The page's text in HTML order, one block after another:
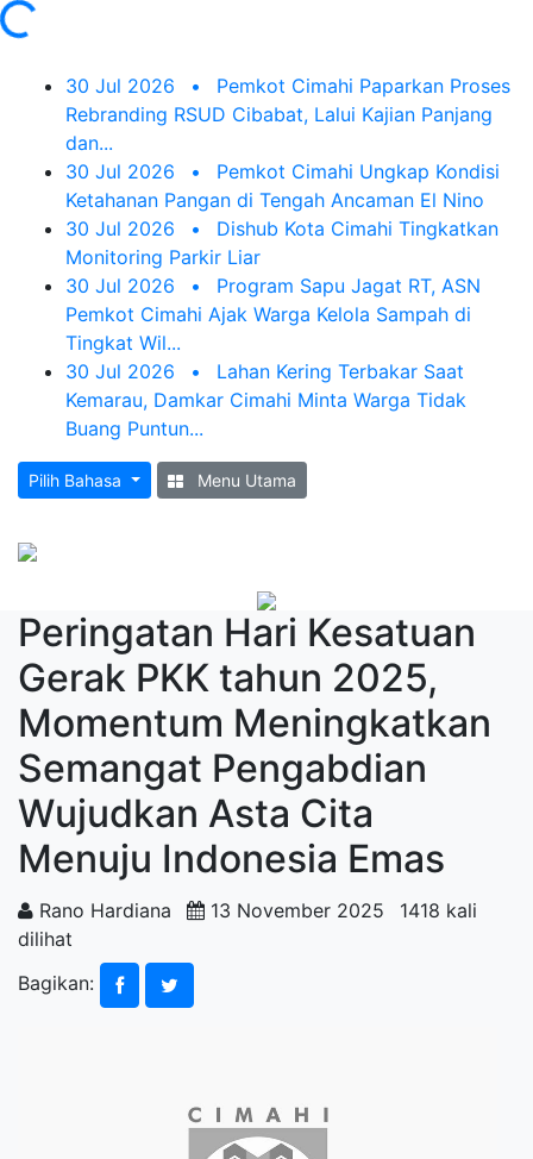
30 Jul 2026 •
Pemkot Cimahi Paparkan Proses
Rebranding RSUD Cibabat, Lalui Kajian Panjang
dan...
30 Jul 2026
•
Pemkot Cimahi Ungkap Kondisi
Ketahanan Pangan di Tengah Ancaman El Nino
30 Jul 2026
•
Dishub Kota Cimahi Tingkatkan
Monitoring Parkir Liar
30 Jul 2026
•
Program Sapu Jagat RT, ASN
Pemkot Cimahi Ajak Warga Kelola Sampah di
Tingkat Wil...
30 Jul 2026
•
Lahan Kering Terbakar Saat
Kemarau, Damkar Cimahi Minta Warga Tidak
Buang Puntun...
Pilih Bahasa Menu Utama
Peringatan Hari Kesatuan
Gerak PKK tahun 2025,
Momentum Meningkatkan
Semangat Pengabdian
Wujudkan Asta Cita
Menuju Indonesia Emas
Rano Hardiana 13 November 2025
1418 kali
dilihat
Bagikan: